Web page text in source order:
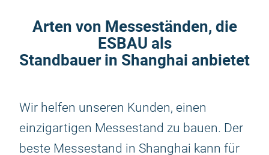
Arten von Messeständen, die
ESBAU als
Standbauer in Shanghai anbietet
Wir helfen unseren Kunden, einen
einzigartigen Messestand zu bauen. Der
beste Messestand in Shanghai kann für